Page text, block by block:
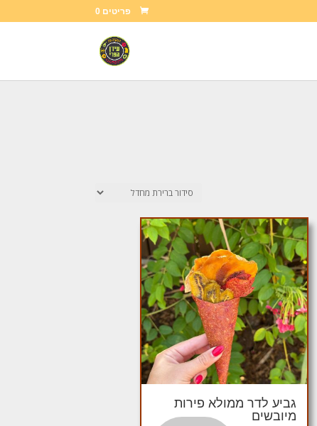
פריטים 0
גביע לדר ממולא פירות
מיובשים